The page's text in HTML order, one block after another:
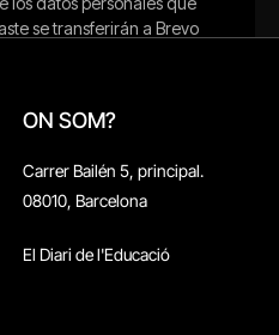
ON SOM?
Carrer Bailén 5, principal.
08010, Barcelona
El Diari de l'Educació